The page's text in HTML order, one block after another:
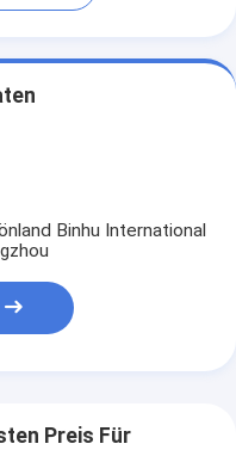
Binhu International
Preis Für